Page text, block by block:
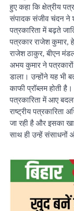
हुए कहा कि क्षेत्रीय
संपादक संजीव चंदन ने
पत्रकारिता में बढ़ते
पत्रकार राजेश
राजेश ठाकुर, बीएन
अभय कुमार ने
डाला। उन्होंने यह भी
काफी प्रॉब्लम होती
पत्रकारिता में आए
राष्ट्रीय पत्रकारिता
जा रही है और इसका
साथ ही उन्हें संसाधनों